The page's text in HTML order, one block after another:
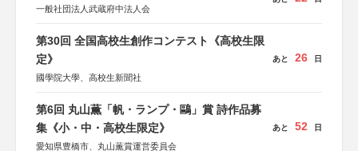
一般社団法人武蔵府中法人会
第30回 全国高校生創作コンテスト《高校生限
定》
國學院大學、高校生新聞社
あと 26 日
第6回 丸山薫「帆・ランプ・鷗」賞 詩作品募
集《小・中・高校生限定》
愛知県豊橋市、丸山薫賞運営委員会
あと 52 日